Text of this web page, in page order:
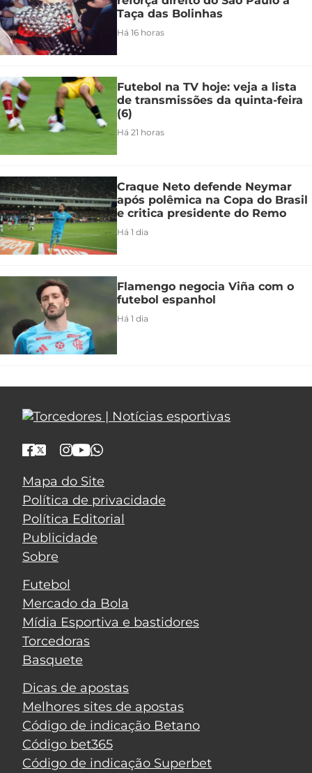
Taça das Bolinhas
Há 16 horas
Futebol na TV hoje: veja a lista
de transmissões da quinta-feira
(6)
Há 21 horas
Craque Neto defende Neymar
após polêmica na Copa do Brasil
e critica presidente do Remo
Há 1 dia
Flamengo negocia Viña com o
futebol espanhol
Há 1 dia
Mapa do Site
Política de privacidade
Política Editorial
Publicidade
Sobre
Futebol
Mercado da Bola
Mídia Esportiva e bastidores
Torcedoras
Basquete
Dicas de apostas
Melhores sites de apostas
Código de indicação Betano
Código bet365
Código de indicação Superbet